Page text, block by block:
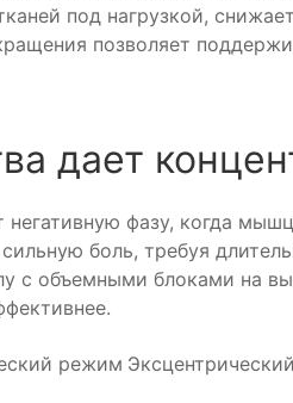
под нагрузкой,
позволяет
дает
негативную фазу, когда
боль, требуя
с объемными блоками на
режим